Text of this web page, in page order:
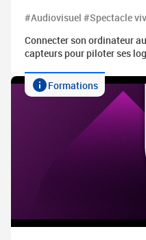
#Audiovisuel #Spectacle
Connecter son ordinateur
capteurs pour piloter ses
Formations